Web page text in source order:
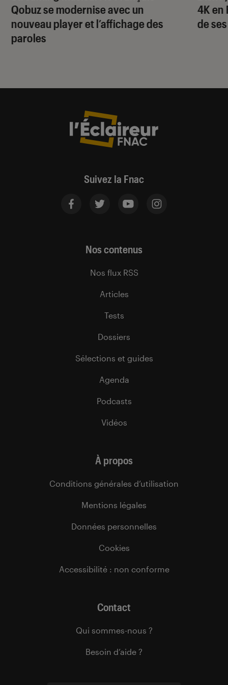
Qobuz se modernise avec un
nouveau player et l’affichage des
paroles
4K en
de
Suivez la Fnac
Nos contenus
Nos flux RSS
Articles
Tests
Dossiers
Sélections et guides
Agenda
Podcasts
Vidéos
À propos
Conditions générales d’utilisation
Mentions légales
Données personnelles
Cookies
Accessibilité : non conforme
Contact
Qui sommes-nous ?
Besoin d’aide ?